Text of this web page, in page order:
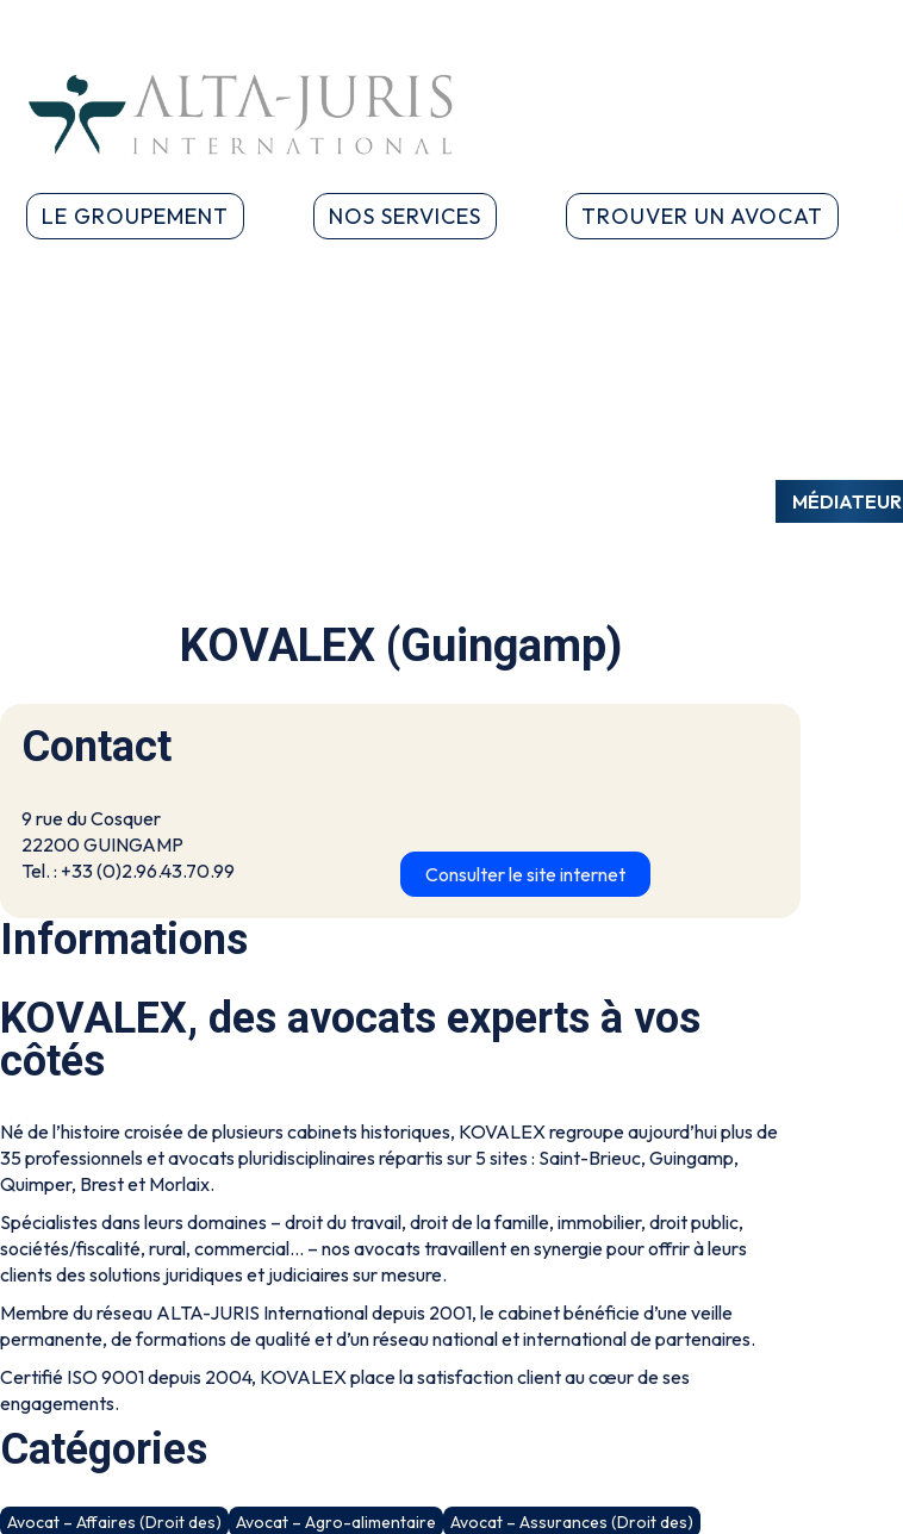
LE GROUPEMENT NOS SERVICES TROUVER UN AVOCAT
KOVALEX (Guingamp)
Contact
9 rue du Cosquer
22200 GUINGAMP
Tel. : +33 (0)2.96.43.70.99
Consulter le site internet
Informations
KOVALEX, des avocats experts à vos
côtés
Né de l’histoire croisée de plusieurs cabinets historiques, KOVALEX regroupe aujourd’hui plus de
35 professionnels et avocats pluridisciplinaires répartis sur 5 sites : Saint-Brieuc, Guingamp,
Quimper, Brest et Morlaix.
Spécialistes dans leurs domaines – droit du travail, droit de la famille, immobilier, droit public,
sociétés/fiscalité, rural, commercial… – nos avocats travaillent en synergie pour offrir à leurs
clients des solutions juridiques et judiciaires sur mesure.
Membre du réseau ALTA-JURIS International depuis 2001, le cabinet bénéficie d’une veille
permanente, de formations de qualité et d’un réseau national et international de partenaires.
Certifié ISO 9001 depuis 2004, KOVALEX place la satisfaction client au cœur de ses
engagements.
Catégories
Avocat – Affaires (Droit des) Avocat – Agro-alimentaire
Avocat – Assurances (Droit des)
MÉDIATEUR